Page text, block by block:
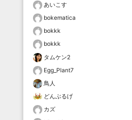
あいこす
bokematica
bokkk
bokkk
タムケン2
Egg_Plant7
鳥人
どんぶるげ
カズ